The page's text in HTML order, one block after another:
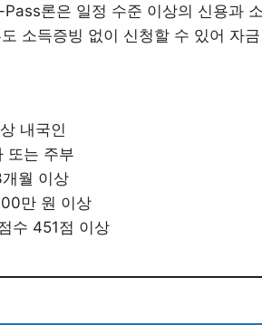
론은 일정 수준 이상의 신용과
소득증빙 없이 신청할 수 있어 자
내국인
또는 주부
월 이상
만 원 이상
수 451점 이상